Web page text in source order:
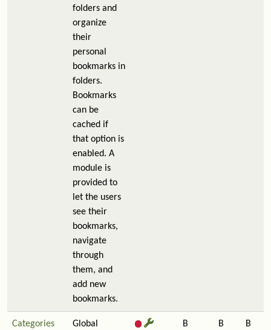
folders and
organize
their
personal
bookmarks in
folders.
Bookmarks
can be
cached if
that option is
enabled. A
module is
provided to
let the users
see their
bookmarks,
navigate
through
them, and
add new
bookmarks.
Categories Global B B B